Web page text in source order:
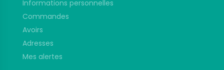
Informations personnelles
Commandes
Avoirs
Adresses
Mes alertes